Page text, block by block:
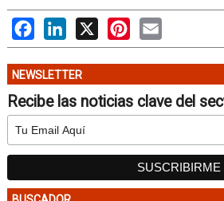
FacebookLinkedIn Pinterest
NEWSLETTER
Recibe las noticias clave del